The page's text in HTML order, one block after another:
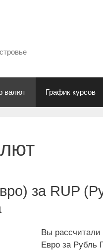
валют График курсов
за RUP
Вы рассчитали
Евро за Рубль